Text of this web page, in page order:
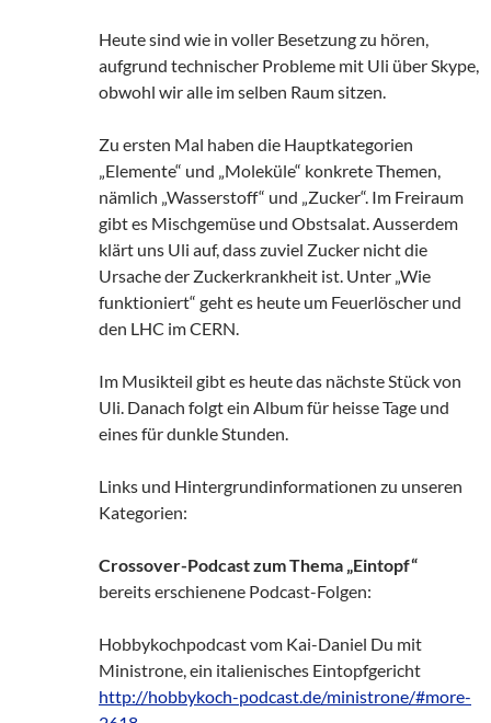
Heute sind wie in voller Besetzung zu hören,
aufgrund technischer Probleme mit Uli über Skype,
obwohl wir alle im selben Raum sitzen.
Zu ersten Mal haben die Hauptkategorien
„Elemente“ und „Moleküle“ konkrete Themen,
nämlich „Wasserstoff“ und „Zucker“. Im Freiraum
gibt es Mischgemüse und Obstsalat. Ausserdem
klärt uns Uli auf, dass zuviel Zucker nicht die
Ursache der Zuckerkrankheit ist. Unter „Wie
funktioniert“ geht es heute um Feuerlöscher und
den LHC im CERN.
Im Musikteil gibt es heute das nächste Stück von
Uli. Danach folgt ein Album für heisse Tage und
eines für dunkle Stunden.
Links und Hintergrundinformationen zu unseren
Kategorien:
Crossover-Podcast zum Thema „Eintopf“
bereits erschienene Podcast-Folgen:
Hobbykochpodcast vom Kai-Daniel Du mit
Ministrone, ein italienisches Eintopfgericht
http://hobbykoch-podcast.de/ministrone/#more-